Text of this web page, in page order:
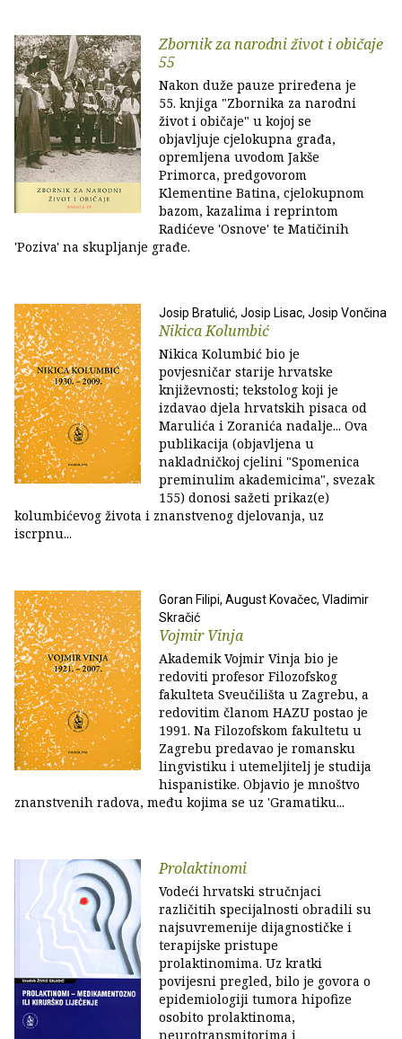
Zbornik za narodni život i običaje
55
Nakon duže pauze priređena je
55. knjiga "Zbornika za narodni
život i običaje" u kojoj se
objavljuje cjelokupna građa,
opremljena uvodom Jakše
Primorca, predgovorom
Klementine Batina, cjelokupnom
bazom, kazalima i reprintom
Radićeve 'Osnove' te Matičinih
'Poziva' na skupljanje građe.
Josip Bratulić, Josip Lisac, Josip Vončina
Nikica Kolumbić
Nikica Kolumbić bio je
povjesničar starije hrvatske
književnosti; tekstolog koji je
izdavao djela hrvatskih pisaca od
Marulića i Zoranića nadalje... Ova
publikacija (objavljena u
nakladničkoj cjelini "Spomenica
preminulim akademicima", svezak
155) donosi sažeti prikaz(e)
kolumbićevog života i znanstvenog djelovanja, uz
iscrpnu...
Goran Filipi, August Kovačec, Vladimir
Skračić
Vojmir Vinja
Akademik Vojmir Vinja bio je
redoviti profesor Filozofskog
fakulteta Sveučilišta u Zagrebu, a
redovitim članom HAZU postao je
1991. Na Filozofskom fakultetu u
Zagrebu predavao je romansku
lingvistiku i utemeljitelj je studija
hispanistike. Objavio je mnoštvo
znanstvenih radova, među kojima se uz 'Gramatiku...
Prolaktinomi
Vodeći hrvatski stručnjaci
različitih specijalnosti obradili su
najsuvremenije dijagnostičke i
terapijske pristupe
prolaktinomima. Uz kratki
povijesni pregled, bilo je govora o
epidemiologiji tumora hipofize
osobito prolaktinoma,
neurotransmitorima i